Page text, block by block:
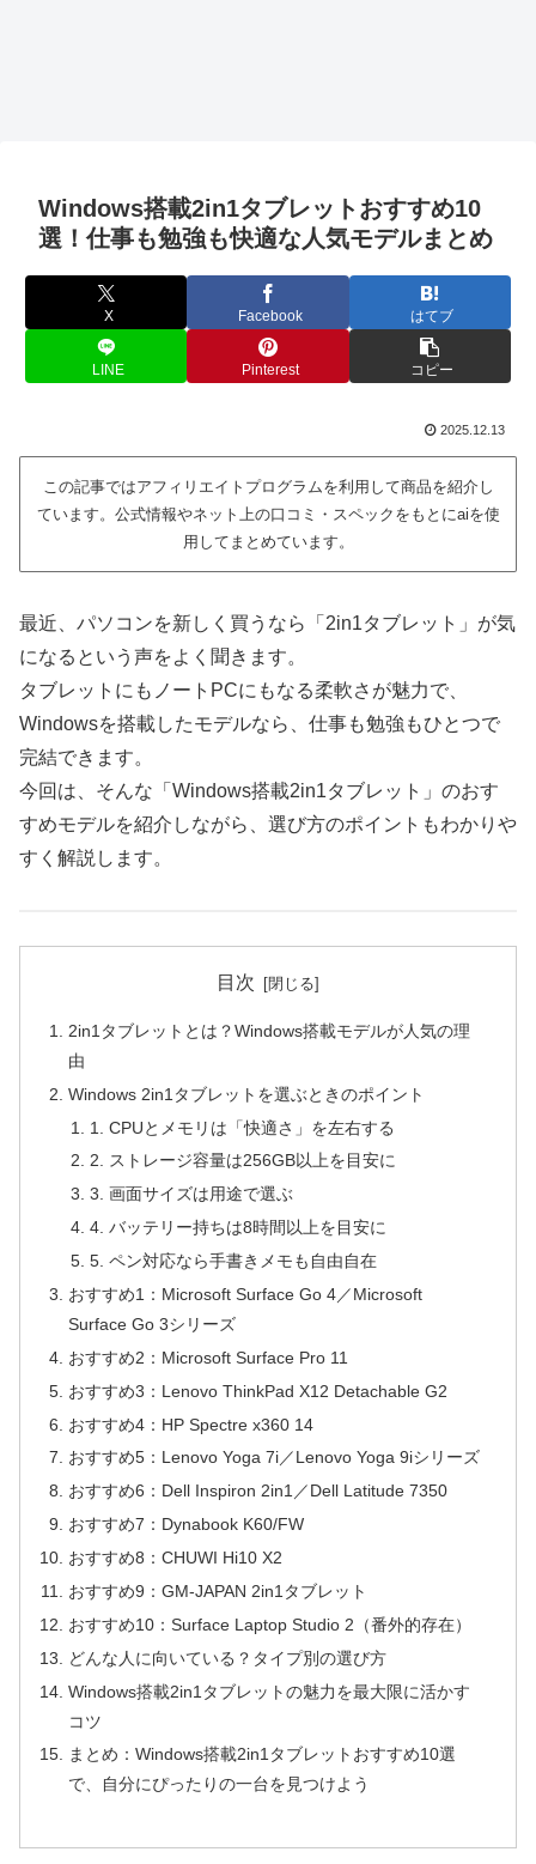
Windows搭載2in1タブレットおすすめ10
選！仕事も勉強も快適な人気モデルまとめ
X Facebook はてブ
LINE Pinterest コピー
2025.12.13
この記事ではアフィリエイトプログラムを利用して商品を紹介し
ています。公式情報やネット上の口コミ・スペックをもとにaiを使
用してまとめています。
最近、パソコンを新しく買うなら「2in1タブレット」が気
になるという声をよく聞きます。
タブレットにもノートPCにもなる柔軟さが魅力で、
Windowsを搭載したモデルなら、仕事も勉強もひとつで
完結できます。
今回は、そんな「Windows搭載2in1タブレット」のおす
すめモデルを紹介しながら、選び方のポイントもわかりや
すく解説します。
目次
2in1タブレットとは？Windows搭載モデルが人気の理
由
Windows 2in1タブレットを選ぶときのポイント
1. CPUとメモリは「快適さ」を左右する
2. ストレージ容量は256GB以上を目安に
3. 画面サイズは用途で選ぶ
4. バッテリー持ちは8時間以上を目安に
5. ペン対応なら手書きメモも自由自在
おすすめ1：Microsoft Surface Go 4／Microsoft
Surface Go 3シリーズ
おすすめ2：Microsoft Surface Pro 11
おすすめ3：Lenovo ThinkPad X12 Detachable G2
おすすめ4：HP Spectre x360 14
おすすめ5：Lenovo Yoga 7i／Lenovo Yoga 9iシリーズ
おすすめ6：Dell Inspiron 2in1／Dell Latitude 7350
おすすめ7：Dynabook K60/FW
おすすめ8：CHUWI Hi10 X2
おすすめ9：GM-JAPAN 2in1タブレット
おすすめ10：Surface Laptop Studio 2（番外的存在）
どんな人に向いている？タイプ別の選び方
Windows搭載2in1タブレットの魅力を最大限に活かす
コツ
まとめ：Windows搭載2in1タブレットおすすめ10選
で、自分にぴったりの一台を見つけよう